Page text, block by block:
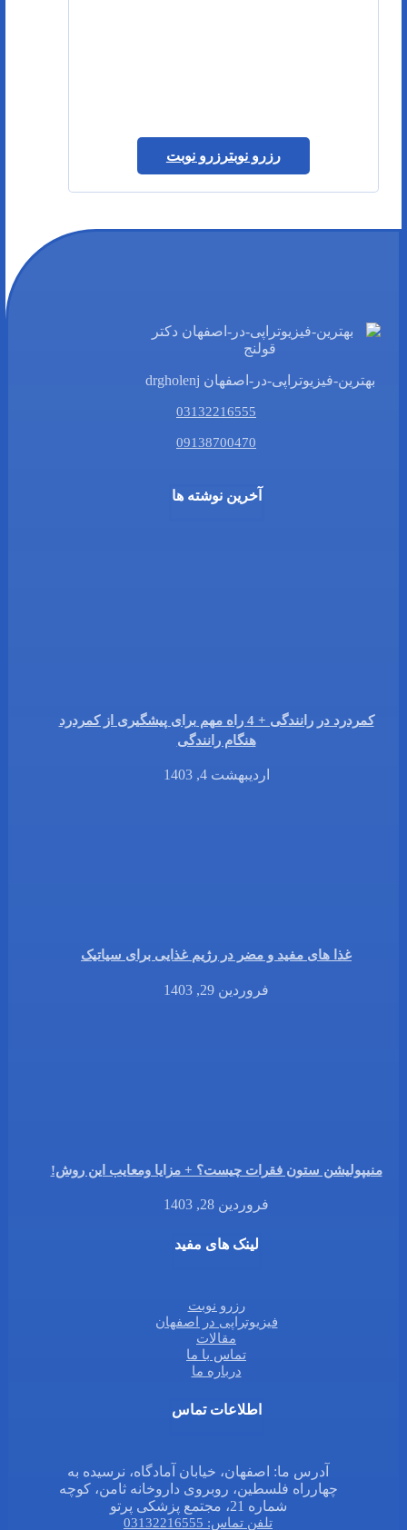
رزرو نوبترزرو نوبت
بهترین-فیزیوتراپی-در-اصفهان drgholenj
03132216555
09138700470
آخرین نوشته ها
کمردرد در رانندگی + 4 راه مهم برای پیشگیری از کمردرد
هنگام رانندگی
اردیبهشت 4, 1403
غذا های مفید و مضر در رژیم غذایی برای سیاتیک
فروردین 29, 1403
منیپولیشن ستون فقرات چیست؟ + مزایا ومعایب این روش!
فروردین 28, 1403
لینک های مفید
رزرو نوبت
فیزیوتراپی در اصفهان
مقالات
تماس با ما
درباره ما
اطلاعات تماس
آدرس ما: اصفهان، خیابان آمادگاه، نرسیده به
چهارراه فلسطین، روبروی داروخانه ثامن، کوچه
شماره 21، مجتمع پزشکی پرتو
تلفن تماس: 03132216555